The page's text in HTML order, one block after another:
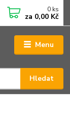
Menu
Hledat
0 ks
za 0,00 Kč